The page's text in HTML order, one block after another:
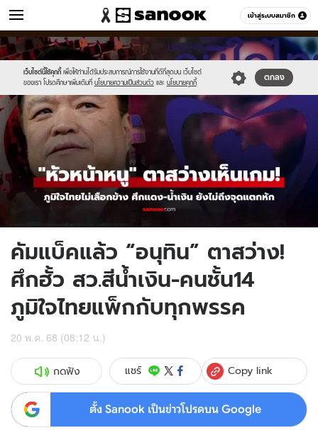
เข้าสู่ระบบสมาชิก
ข่าว หมวดอื่นๆ
เว็บไซต์นี้ใช้คุกกี้ เพื่อให้ท่านได้รับประสบการณ์การใช้งานที่ดีที่สุดบน เว็บไซต์
ของเรา โปรดศึกษาเพิ่มเติมที่ นโยบายความเป็นส่วนตัว และ นโยบายคุกกี้
ตกลง
Sanook
//s.isanook.com/sr/0/images/logo-
new-
sanook.png
600
60
//s.isanook.com/ns/0/ud/1958/9791374/newnew-
thumbnail1200x720(5).jpg
คัมแบ็คแล้ว “อนุทิน” ตาสว่าง!
ศึกฮั้ว สว.สีน้ำเงิน-คนชั้น14
ภูมิใจไทยแพ็กกับทุกพรรค
20 พ.ค. 68 (08:12 น.)
กดฟัง แชร์ Copy link
ตั้ง Sanook เป็นข่าวโปรดบน Google